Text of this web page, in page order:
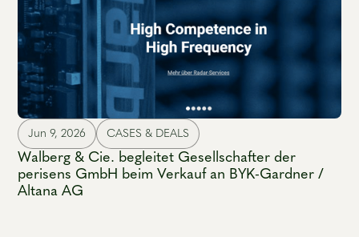
Jun 9, 2026 CASES & DEALS
Walberg & Cie. begleitet Gesellschafter der
perisens GmbH beim Verkauf an BYK-Gardner /
Altana AG